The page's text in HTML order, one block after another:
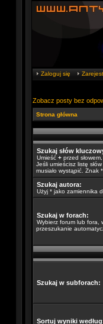
Zaloguj się
Zobacz posty bez
Strona główna
Szukaj słów
Umieść + przed
Jeśli umieścisz listę
musiało wystąpić. Znak
Szukaj autora:
Użyj * jako zamiennika
Szukaj w forach:
Wybierz forum lub fora,
przeszukanie
Szukaj w subforach:
Sortuj wyniki